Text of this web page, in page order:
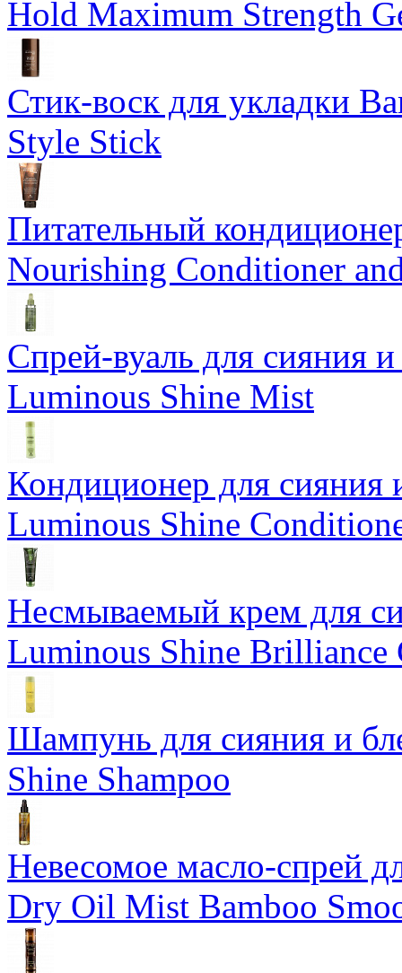
Hold Maximum Strength
Стик-воск для укладки
Style Stick
Питательный
Nourishing Conditioner
Спрей-вуаль для сияния
Luminous Shine Mist
Кондиционер для сияния
Luminous Shine
Несмываемый крем для
Luminous Shine Brilliance
Шампунь для сияния и
Shine Shampoo
Невесомое масло-спрей
Dry Oil Mist Bamboo